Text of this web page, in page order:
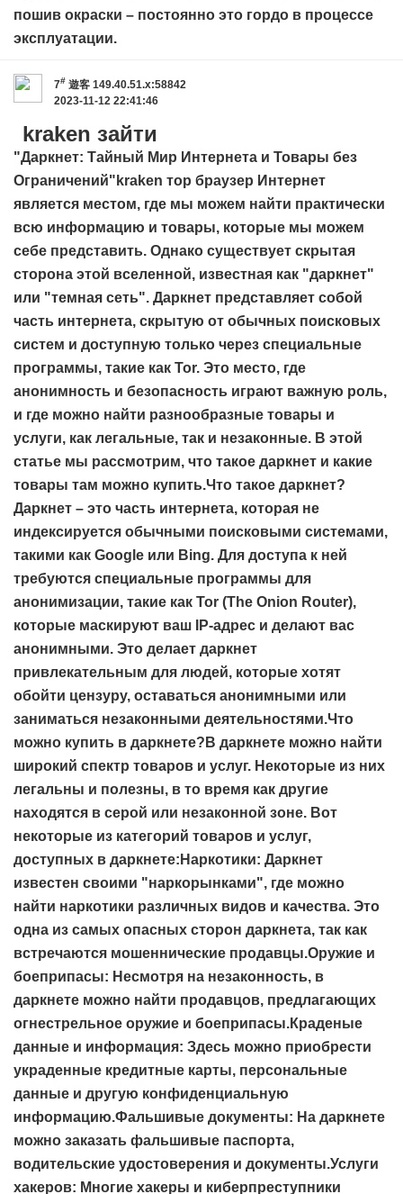
пошив окраски – постоянно это гордо в процессе
эксплуатации.
7# 遊客 149.40.51.x:58842
2023-11-12 22:41:46
kraken зайти
"Даркнет: Тайный Мир Интернета и Товары без
Ограничений" kraken тор браузер Интернет
является местом, где мы можем найти практически
всю информацию и товары, которые мы можем
себе представить. Однако существует скрытая
сторона этой вселенной, известная как "даркнет"
или "темная сеть". Даркнет представляет собой
часть интернета, скрытую от обычных поисковых
систем и доступную только через специальные
программы, такие как Tor. Это место, где
анонимность и безопасность играют важную роль,
и где можно найти разнообразные товары и
услуги, как легальные, так и незаконные. В этой
статье мы рассмотрим, что такое даркнет и какие
товары там можно купить.Что такое даркнет?
Даркнет – это часть интернета, которая не
индексируется обычными поисковыми системами,
такими как Google или Bing. Для доступа к ней
требуются специальные программы для
анонимизации, такие как Tor (The Onion Router),
которые маскируют ваш IP-адрес и делают вас
анонимными. Это делает даркнет
привлекательным для людей, которые хотят
обойти цензуру, оставаться анонимными или
заниматься незаконными деятельностями.Что
можно купить в даркнете?В даркнете можно найти
широкий спектр товаров и услуг. Некоторые из них
легальны и полезны, в то время как другие
находятся в серой или незаконной зоне. Вот
некоторые из категорий товаров и услуг,
доступных в даркнете:Наркотики: Даркнет
известен своими "наркорынками", где можно
найти наркотики различных видов и качества. Это
одна из самых опасных сторон даркнета, так как
встречаются мошеннические продавцы.Оружие и
боеприпасы: Несмотря на незаконность, в
даркнете можно найти продавцов, предлагающих
огнестрельное оружие и боеприпасы.Краденые
данные и информация: Здесь можно приобрести
украденные кредитные карты, персональные
данные и другую конфиденциальную
информацию.Фальшивые документы: На даркнете
можно заказать фальшивые паспорта,
водительские удостоверения и документы.Услуги
хакеров: Многие хакеры и киберпреступники